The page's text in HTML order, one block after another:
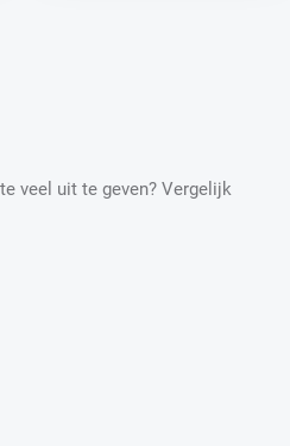
veel uit te geven? Vergelijk